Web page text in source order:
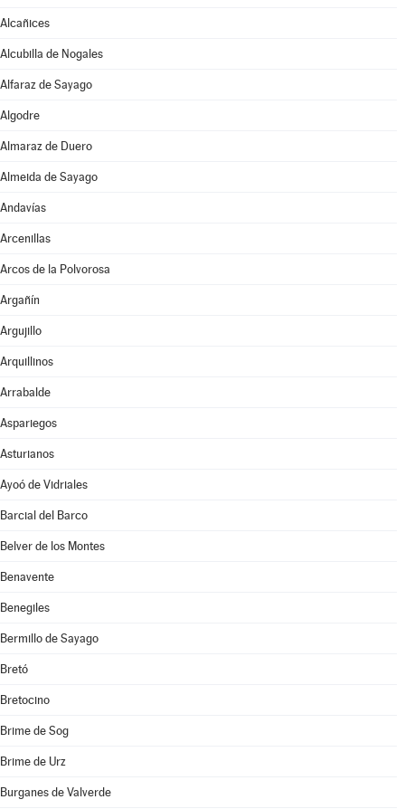
Alcañices
Alcubilla de Nogales
Alfaraz de Sayago
Algodre
Almaraz de Duero
Almeida de Sayago
Andavías
Arcenillas
Arcos de la Polvorosa
Argañín
Argujillo
Arquillinos
Arrabalde
Aspariegos
Asturianos
Ayoó de Vidriales
Barcial del Barco
Belver de los Montes
Benavente
Benegiles
Bermillo de Sayago
Bretó
Bretocino
Brime de Sog
Brime de Urz
Burganes de Valverde